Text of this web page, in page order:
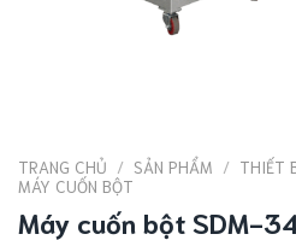
TRANG CHỦ / SẢN PHẨM / THIẾT
MÁY CUỐN BỘT
Máy cuốn bột SDM-